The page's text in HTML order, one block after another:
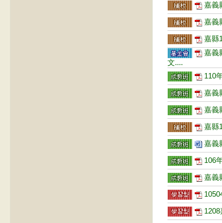
嘉義
嘉義
嘉縣
嘉義
文....
110
嘉義
嘉義
嘉縣
嘉義
106
嘉義